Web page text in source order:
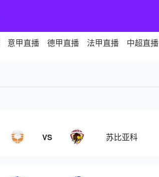
意甲直播 德甲直播 法甲直播 中超直播
VS 苏比亚科